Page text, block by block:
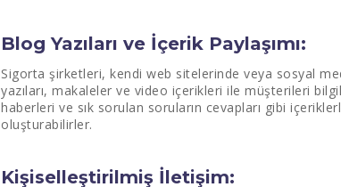
Blog Yazıları ve İçerik Paylaşımı:
Sigorta şirketleri, kendi web sitelerinde veya sosyal
yazıları, makaleler ve video içerikleri ile müşterileri
haberleri ve sık sorulan soruların cevapları gibi
oluşturabilirler.
Kişiselleştirilmiş İletişim: